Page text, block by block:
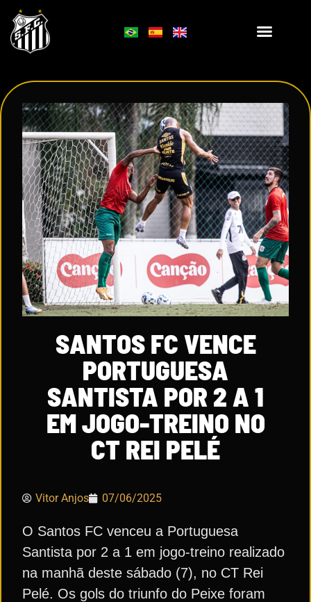
SANTOS FC VENCE
PORTUGUESA
SANTISTA POR 2 A 1
EM JOGO-TREINO NO
CT REI PELÉ
Vitor Anjos 07/06/2025
O Santos FC venceu a Portuguesa
Santista por 2 a 1 em jogo-treino realizado
na manhã deste sábado (7), no CT Rei
Pelé. Os gols do triunfo do Peixe foram